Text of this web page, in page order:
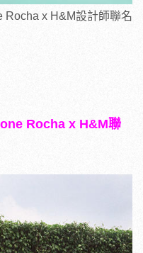
Rocha x H&M設計師聯名
Rocha x H&M聯